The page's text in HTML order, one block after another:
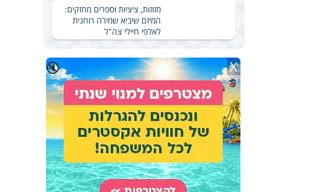
מזוזות, ציציות וספרים מחזקים:
המיזם שיביא שמירה רוחנית
לאלפי חיילי צה"ל
🔇 X